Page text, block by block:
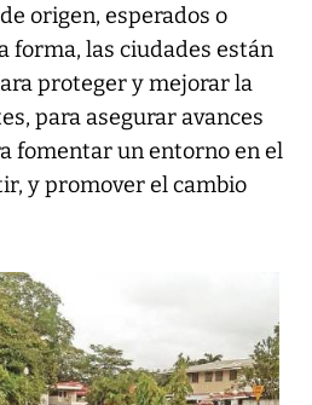
origen, esperados o
forma, las ciudades están
proteger y mejorar la
para asegurar avances
fomentar un entorno en el
y promover el cambio